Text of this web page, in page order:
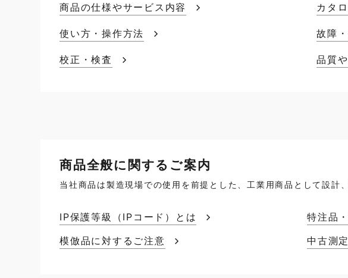
商品の仕様やサービス内容
使い方・操作方法
校正・検査
カタ
故障
品質
商品全般に関するご案内
当社商品は製造現場での使用を前提とした、工業用商品として設計
IP保護等級（IPコード）とは
特注品
模倣品に対するご注意
中古測